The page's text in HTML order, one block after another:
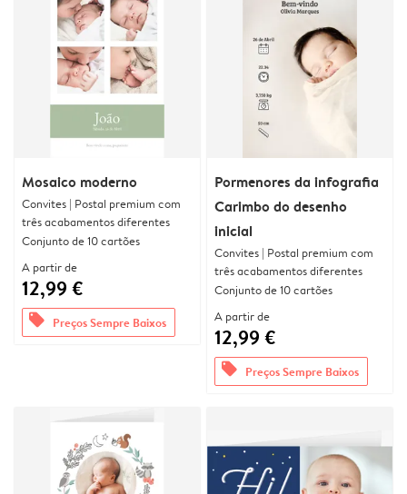
Mosaico moderno
Convites | Postal premium com
três acabamentos diferentes
Conjunto de 10 cartões
A partir de
12,99 €
offers Preços Sempre Baixos
Pormenores da infografia
Carimbo do desenho
inicial
Convites | Postal premium com
três acabamentos diferentes
Conjunto de 10 cartões
A partir de
12,99 €
offers Preços Sempre Baixos